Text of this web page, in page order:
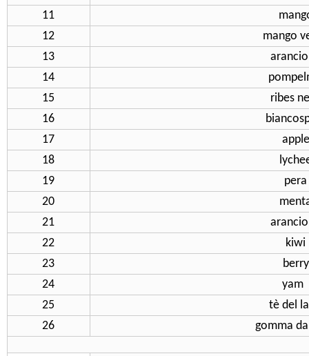
11
12
mango
13
14
15
ribes
16
17
apple
18
19
pera
20
21
22
kiwi
23
berry
24
yam
25
tè del
26
gomma